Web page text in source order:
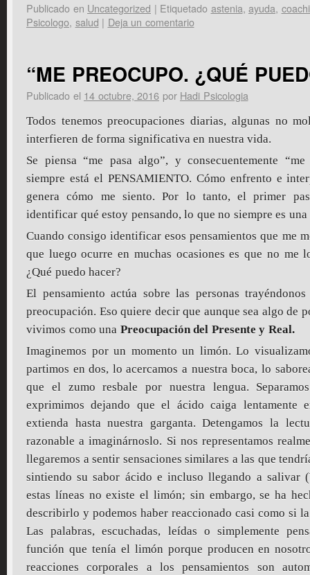
Publicado en Uncategorized | Etiquetado astenia, ayuda,
Psicologo, salud | Deja un comentario
“ME PREOCUPO. ¿QUÉ
Publicado el 14 octubre, 2016 por Hadi Psicologia
Todos tenemos preocupaciones diarias, algunas no
interfieren de forma significativa en nuestra vida.
Se piensa “me pasa algo”, y consecuentemente
siempre está el PENSAMIENTO. Cómo enfrento e
genera cómo me siento. Por lo tanto, el primer
identificar qué estoy pensando, lo que no siempre es
Cuando consigo identificar esos pensamientos que me
que luego ocurre en muchas ocasiones es que no me
¿Qué puedo hacer?
El pensamiento actúa sobre las personas
preocupación. Eso quiere decir que aunque sea algo de
vivimos como una Preocupación del Presente y Real.
Imaginemos por un momento un limón. Lo
partimos en dos, lo acercamos a nuestra boca, lo
que el zumo resbale por nuestra lengua.
exprimimos dejando que el ácido caiga lentamente
extienda hasta nuestra garganta. Detengamos la
razonable a imaginárnoslo. Si nos representamos
llegaremos a sentir sensaciones similares a las que
sintiendo su sabor ácido e incluso llegando a salivar
estas líneas no existe el limón; sin embargo, se ha
describirlo y podemos haber reaccionado casi como si
Las palabras, escuchadas, leídas o simplemente
función que tenía el limón porque producen en
reacciones corporales a los pensamientos son